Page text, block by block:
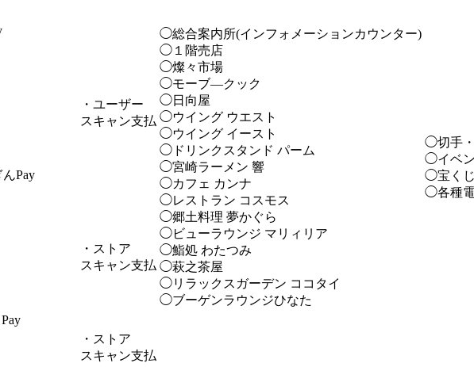
◯総合案内所(インフォメーションカウンター)
◯１階売店
◯燦々市場
◯モーブ―クック
◯日向屋
◯ウイング ウエスト
◯ウイング イースト
◯ドリンクスタンド パーム
◯宮崎ラーメン 響
◯カフェ カンナ
◯レストラン コスモス
◯郷土料理 夢かぐら
◯ビューラウンジ マリィリア
◯鮨処 わたつみ
◯萩之茶屋
◯リラックスガーデン ココタイ
◯ブーゲンラウンジひなた
◯切手・
◯イベ
◯宝く
◯各種
Pay
・ユーザー
スキャン支払
・ストア
スキャン支払
・ストア
スキャン支払